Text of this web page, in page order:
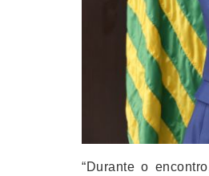
“Durante o